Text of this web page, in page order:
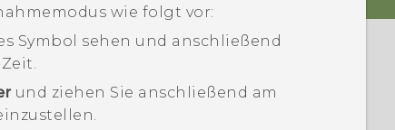
wie folgt vor:
Symbol sehen und anschließend
und ziehen Sie anschließend am